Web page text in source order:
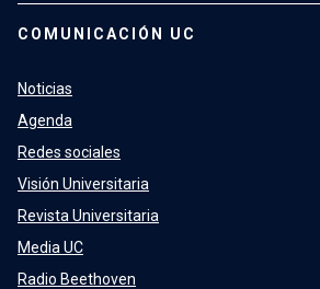
COMUNICACIÓN UC
Noticias
Agenda
Redes sociales
Visión Universitaria
Revista Universitaria
Media UC
Radio Beethoven